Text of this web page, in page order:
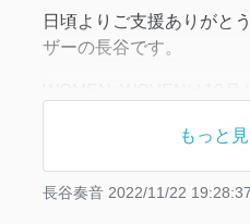
日頃よりご支援ありがと
ザーの長谷です。
ポートメンバーとして引
くことになりました。
もっと
長谷奏音 2022/11/22 19:28:37